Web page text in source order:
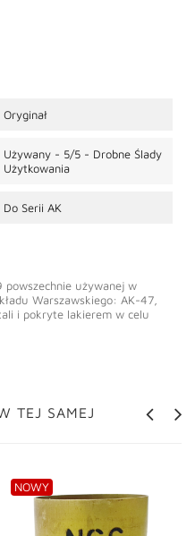
Oryginał
Używany - 5/5 - Drobne Ślady
Użytkowania
Do Serii AK
używanej w
Warszawskiego: AK-47,
i pokryte lakierem w celu
TEJ SAMEJ
NOWY